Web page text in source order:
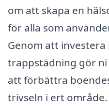
om att skapa en
för alla som
Genom att
trappstädning gör
att förbättra
trivseln i ert